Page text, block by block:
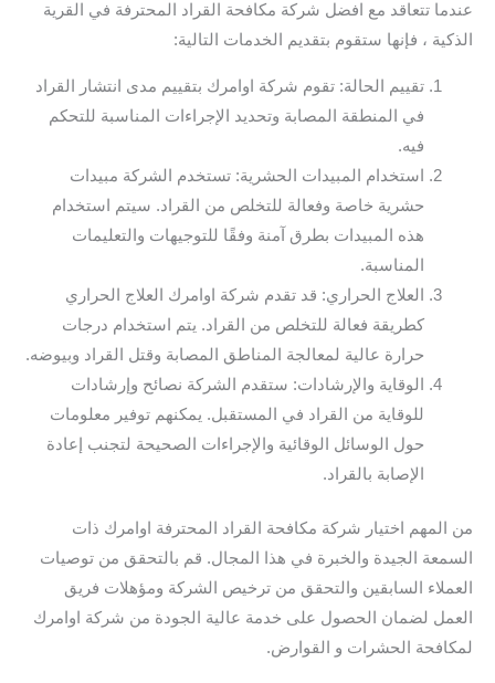
عندما تتعاقد مع افضل شركة مكافحة القراد المحترفة في القرية
الذكية ، فإنها ستقوم بتقديم الخدمات التالية:
تقييم الحالة: تقوم شركة اوامرك بتقييم مدى انتشار القراد
في المنطقة المصابة وتحديد الإجراءات المناسبة للتحكم
فيه.
استخدام المبيدات الحشرية: تستخدم الشركة مبيدات
حشرية خاصة وفعالة للتخلص من القراد. سيتم استخدام
هذه المبيدات بطرق آمنة وفقًا للتوجيهات والتعليمات
المناسبة.
العلاج الحراري: قد تقدم شركة اوامرك العلاج الحراري
كطريقة فعالة للتخلص من القراد. يتم استخدام درجات
حرارة عالية لمعالجة المناطق المصابة وقتل القراد وبيوضه.
الوقاية والإرشادات: ستقدم الشركة نصائح وإرشادات
للوقاية من القراد في المستقبل. يمكنهم توفير معلومات
حول الوسائل الوقائية والإجراءات الصحيحة لتجنب إعادة
الإصابة بالقراد.
من المهم اختيار شركة مكافحة القراد المحترفة اوامرك ذات
السمعة الجيدة والخبرة في هذا المجال. قم بالتحقق من توصيات
العملاء السابقين والتحقق من ترخيص الشركة ومؤهلات فريق
العمل لضمان الحصول على خدمة عالية الجودة من شركة اوامرك
لمكافحة الحشرات و القوارض.